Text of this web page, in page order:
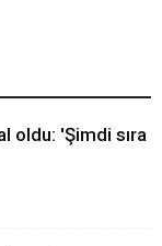
oldu: 'Şimdi sıra